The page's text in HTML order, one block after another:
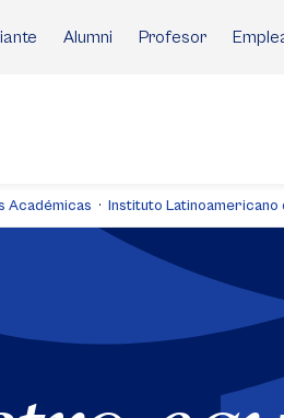
Alumni Profesor
Académicas Instituto Latinoamericano